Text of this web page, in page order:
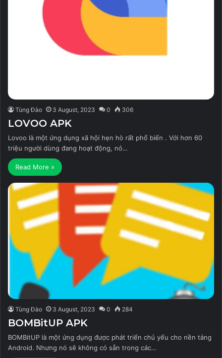
Tùng Đào 3 August, 2023 0 306
LOVOO APK
Lovoo là một ứng dụng xã hội hẹn hò rất phổ biến . Với hơn 60
triệu người dùng đang hoạt động, nó…
Read More »
Tùng Đào 3 August, 2023 0 284
BOMBitUP APK
BOMBitUP là một ứng dụng được phát triển chủ yếu cho nền tảng
Android. Nhưng nó sẽ không có sẵn trong các…